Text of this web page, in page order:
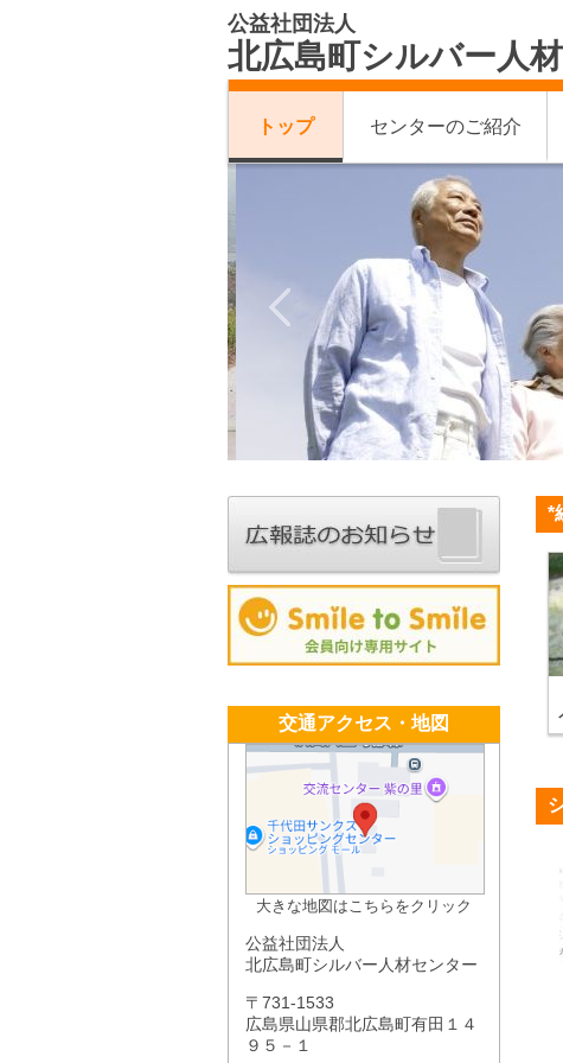
公益社団法人
北広島町シルバー人
トップ センターのご紹介
*
交通アクセス・地図
大きな地図はこちらをクリック
公益社団法人
北広島町シルバー人材センター
〒731-1533
広島県山県郡北広島町有田１４
９５－１